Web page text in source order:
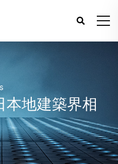
地建築界相